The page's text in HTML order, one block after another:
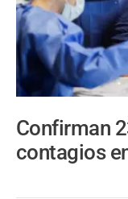
Confirman
contagios